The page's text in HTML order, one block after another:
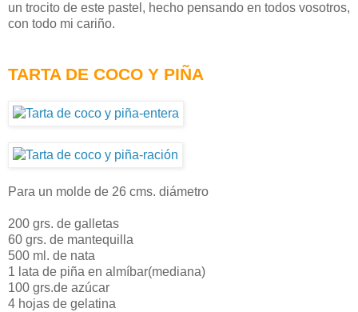
un trocito de este pastel, hecho pensando en todos vosotros,
con todo mi cariño.
TARTA DE COCO Y PIÑA
Para un molde de 26 cms. diámetro
200 grs. de galletas
60 grs. de mantequilla
500 ml. de nata
1 lata de piña en almíbar(mediana)
100 grs.de azúcar
4 hojas de gelatina